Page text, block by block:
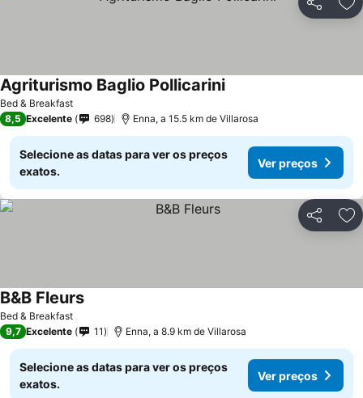
Partilhar
Bed & Breakfast
Agriturismo Baglio Pollicarini
8,5 Excelente 698 Enna, a 15.5 km de Villarosa
Selecione as datas para ver os preços
exatos.
Ver preços
Partilhar
Bed & Breakfast
B&B Fleurs
9,7 Excelente 11 Enna, a 8.9 km de Villarosa
Selecione as datas para ver os preços
exatos.
Ver preços